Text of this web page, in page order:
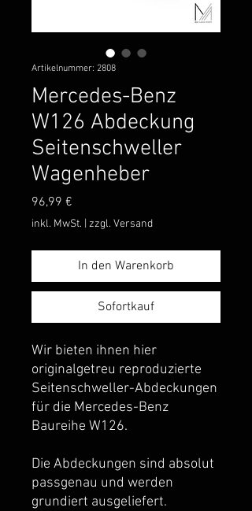
Artikelnummer: 2808
Mercedes-Benz
W126 Abdeckung
Seitenschweller
Wagenheber
96,99 €
inkl. MwSt. zzgl. Versand
In den Warenkorb
Sofortkauf
Wir bieten ihnen hier
originalgetreu reproduzierte
Seitenschweller-Abdeckungen
für die Mercedes-Benz
Baureihe W126.
Die Abdeckungen sind absolut
passgenau und werden
grundiert ausgeliefert.